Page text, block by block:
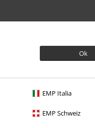
Ok
EMP Italia
EMP Schweiz